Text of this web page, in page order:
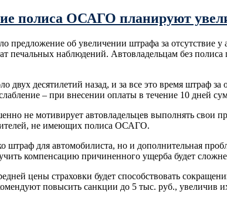
полиса ОСАГО планируют
предложение об увеличении штрафа за отсутствие
печальных наблюдений. Автовладельцам без
десятилетий назад, и за все это время штраф за
– при внесении оплаты в течение 10 дней
не мотивирует автовладельцев выполнять свои
не имеющих полиса ОСАГО.
штраф для автомобилиста, но и дополнительная
компенсацию причиненного ущерба будет
цены страховки будет способствовать
повысить санкции до 5 тыс. руб., увеличив